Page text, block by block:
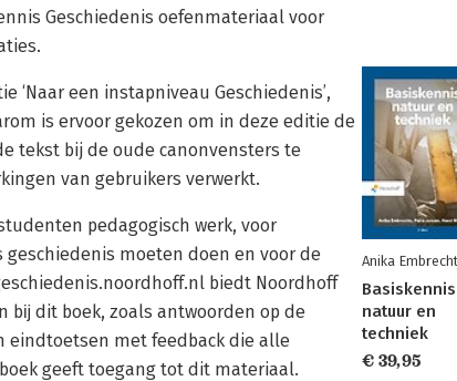
Geschiedenis oefenmateriaal voor
‘Naar een instapniveau Geschiedenis’,
is ervoor gekozen om in deze editie de
tekst bij de oude canonvensters te
van gebruikers verwerkt.
pedagogisch werk, voor
moeten doen en voor de
biedt Noordhoff
dit boek, zoals antwoorden op de
eindtoetsen met feedback die alle
geeft toegang tot dit materiaal.
Anika
Basiskennis
natuur en
techniek
€ 39,95